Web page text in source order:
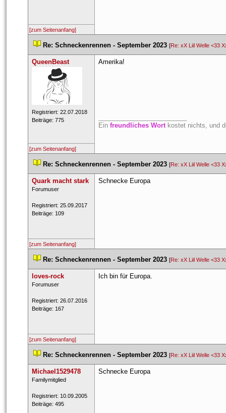
[zum Seitenanfang]
Re: Schneckenrennen - September 2023 [Re: xX Liil Welle <33
QueenBeast
Registriert: 22.07.2018
Beiträge: 775
Amerika!
Ein freundliches Wort kostet nichts, und
[zum Seitenanfang]
Re: Schneckenrennen - September 2023 [Re: xX Liil Welle <33
Quark macht stark
Forumuser
Registriert: 25.09.2017
Beiträge: 109
Schnecke Europa
[zum Seitenanfang]
Re: Schneckenrennen - September 2023 [Re: xX Liil Welle <33
loves-rock
Forumuser
Registriert: 26.07.2016
Beiträge: 167
Ich bin für Europa.
[zum Seitenanfang]
Re: Schneckenrennen - September 2023 [Re: xX Liil Welle <33
Michael1529478
​Familymitglied
Registriert: 10.09.2005
Beiträge: 495
Schnecke Europa